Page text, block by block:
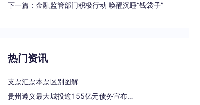
下一篇： 金融监管部门积极行动 唤醒沉睡“钱袋子”
热门资讯
支票汇票本票区别图解
贵州遵义最大城投逾155亿元债务宣布重组